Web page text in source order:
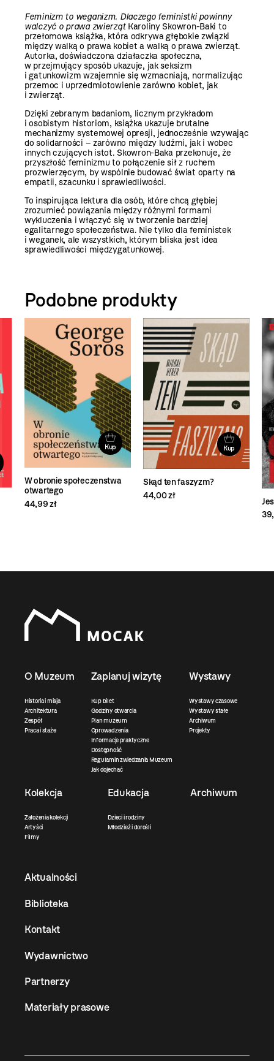
Feminizm to weganizm. Dlaczego feministki powinny
walczyć o prawa zwierzątKaroliny Skowron-Baki to
przełomowa książka, która odkrywa głębokie związki
między walką o prawa kobiet a walką o prawa zwierząt.
Autorka, doświadczona działaczka społeczna,
w przejmujący sposób ukazuje, jak seksizm
i gatunkowizm wzajemnie się wzmacniają, normalizując
przemoc i uprzedmiotowienie zarówno kobiet, jak
i zwierząt.
Dzięki zebranym badaniom, licznym przykładom
i osobistym historiom, książka ukazuje brutalne
mechanizmy systemowej opresji, jednocześnie wzywając
do solidarności – zarówno między ludźmi, jak i wobec
innych czujących istot. Skowron-Baka przekonuje, że
przyszłość feminizmu to połączenie sił z ruchem
prozwierzęcym, by wspólnie budować świat oparty na
empatii, szacunku i sprawiedliwości.
To inspirująca lektura dla osób, które chcą głębiej
zrozumieć powiązania między różnymi formami
wykluczenia i włączyć się w tworzenie bardziej
egalitarnego społeczeństwa. Nie tylko dla feministek
i weganek, ale wszystkich, którym bliska jest idea
sprawiedliwości międzygatunkowej.
Podobne produkty
Kup
W obronie społeczenstwa
otwartego
44,99 zł
Kup
Skąd ten faszyzm?
44,00 zł
O Muzeum
Historia i misja
Architektura
Zespół
Praca i staże
Zaplanuj wizytę
Kup bilet
Godziny otwarcia
Plan muzeum
Oprowadzenia
Informacje praktyczne
Dostępność
Regulamin zwiedzania Muzeum
Jak dojechać
Wystawy
Wystawy czasowe
Wystawy stałe
Archiwum
Projekty
Kolekcja
Założenia kolekcji
Artyści
Filmy
Edukacja
Dzieci i rodziny
Młodzież i dorośli
Archiwum
Aktualności
Biblioteka
Kontakt
Wydawnictwo
Partnerzy
Materiały prasowe